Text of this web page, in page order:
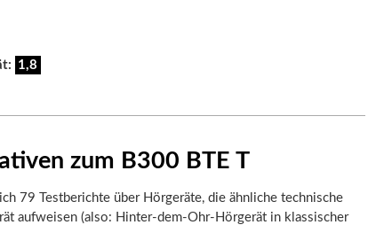
1,8
zum B300 BTE T
79 Testberichte über Hörgeräte, die ähnliche technische
aufweisen (also: Hinter-dem-Ohr-Hörgerät in klassischer